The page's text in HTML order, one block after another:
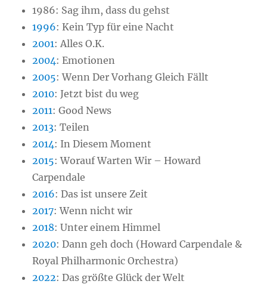
1986: Sag ihm, dass du gehst
1996: Kein Typ für eine Nacht
2001: Alles O.K.
2004: Emotionen
2005: Wenn Der Vorhang Gleich Fällt
2010: Jetzt bist du weg
2011: Good News
2013: Teilen
2014: In Diesem Moment
2015: Worauf Warten Wir – Howard
Carpendale
2016: Das ist unsere Zeit
2017: Wenn nicht wir
2018: Unter einem Himmel
2020: Dann geh doch (Howard Carpendale &
Royal Philharmonic Orchestra)
2022: Das größte Glück der Welt